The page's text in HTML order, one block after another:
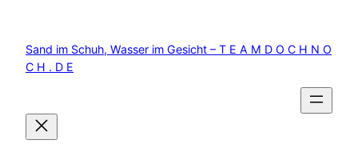
springen
Sand im Schuh, Wasser im Gesicht – T E A M D O C H N O
C H . D E